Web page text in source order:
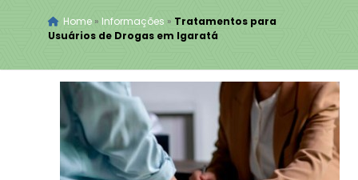
Home» Informações » Tratamentos para
Usuários de Drogas em Igaratá